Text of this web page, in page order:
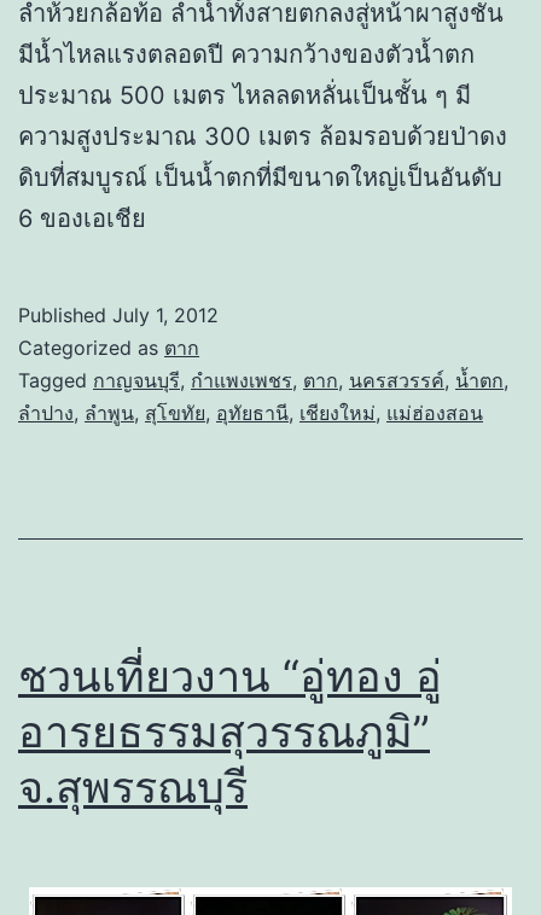
ลำห้วยกล้อท้อ ลำน้ำทั้งสายตกลงสู่หน้าผาสูงชัน
มีน้ำไหลแรงตลอดปี ความกว้างของตัวน้ำตก
ประมาณ 500 เมตร ไหลลดหลั่นเป็นชั้น ๆ มี
ความสูงประมาณ 300 เมตร ล้อมรอบด้วยป่าดง
ดิบที่สมบูรณ์ เป็นน้ำตกที่มีขนาดใหญ่เป็นอันดับ
6 ของเอเชีย
Published July 1, 2012
Categorized as ตาก
Tagged กาญจนบุรี, กำแพงเพชร, ตาก, นครสวรรค์, น้ำตก,
ลำปาง, ลำพูน, สุโขทัย, อุทัยธานี, เชียงใหม่, แม่ฮ่องสอน
ชวนเที่ยวงาน “อู่ทอง อู่
อารยธรรมสุวรรณภูมิ”
จ.สุพรรณบุรี